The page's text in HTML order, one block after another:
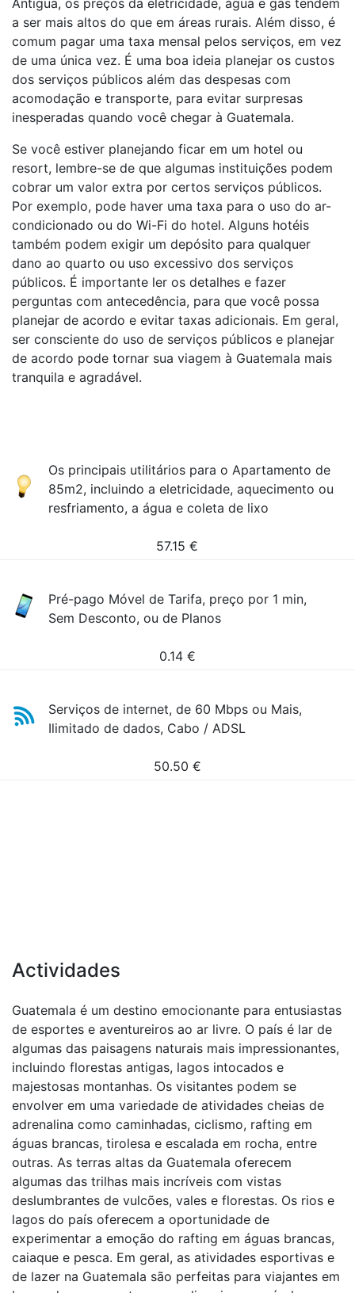
Antigua, os preços da eletricidade, água e gás tendem
a ser mais altos do que em áreas rurais. Além disso, é
comum pagar uma taxa mensal pelos serviços, em vez
de uma única vez. É uma boa ideia planejar os custos
dos serviços públicos além das despesas com
acomodação e transporte, para evitar surpresas
inesperadas quando você chegar à Guatemala.
Se você estiver planejando ficar em um hotel ou
resort, lembre-se de que algumas instituições podem
cobrar um valor extra por certos serviços públicos.
Por exemplo, pode haver uma taxa para o uso do ar-
condicionado ou do Wi-Fi do hotel. Alguns hotéis
também podem exigir um depósito para qualquer
dano ao quarto ou uso excessivo dos serviços
públicos. É importante ler os detalhes e fazer
perguntas com antecedência, para que você possa
planejar de acordo e evitar taxas adicionais. Em geral,
ser consciente do uso de serviços públicos e planejar
de acordo pode tornar sua viagem à Guatemala mais
tranquila e agradável.
Os principais utilitários para o Apartamento de
85m2, incluindo a eletricidade, aquecimento ou
resfriamento, a água e coleta de lixo
57.15 €
Pré-pago Móvel de Tarifa, preço por 1 min,
Sem Desconto, ou de Planos
0.14 €
Serviços de internet, de 60 Mbps ou Mais,
Ilimitado de dados, Cabo / ADSL
50.50 €
Actividades
Guatemala é um destino emocionante para entusiastas
de esportes e aventureiros ao ar livre. O país é lar de
algumas das paisagens naturais mais impressionantes,
incluindo florestas antigas, lagos intocados e
majestosas montanhas. Os visitantes podem se
envolver em uma variedade de atividades cheias de
adrenalina como caminhadas, ciclismo, rafting em
águas brancas, tirolesa e escalada em rocha, entre
outras. As terras altas da Guatemala oferecem
algumas das trilhas mais incríveis com vistas
deslumbrantes de vulcões, vales e florestas. Os rios e
lagos do país oferecem a oportunidade de
experimentar a emoção do rafting em águas brancas,
caiaque e pesca. Em geral, as atividades esportivas e
de lazer na Guatemala são perfeitas para viajantes em